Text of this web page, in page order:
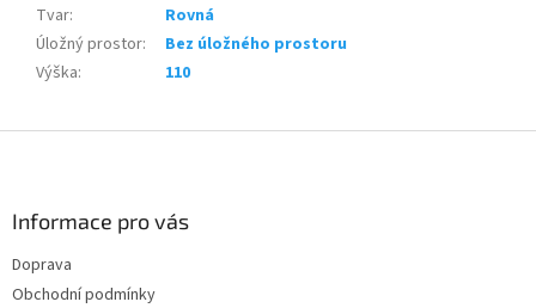
Tvar:
Rovná
Úložný prostor:
Bez úložného prostoru
Výška: 110
Informace pro vás
Doprava
Obchodní podmínky